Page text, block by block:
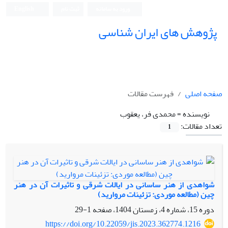
پژوهش های ایران شناسی
صفحه اصلی
فهرست مقالات
نویسنده =محمدی فر، یعقوب
تعداد مقالات:
1
شواهدی از هنر ساسانی در ایالات شرقی و تاثیرات آن در هنر
چین (مطالعه موردی: تزئینات مروارید)
دوره 15، شماره 4، زمستان 1404، صفحه
1-29
https://doi.org/10.22059/jis.2023.362774.1216